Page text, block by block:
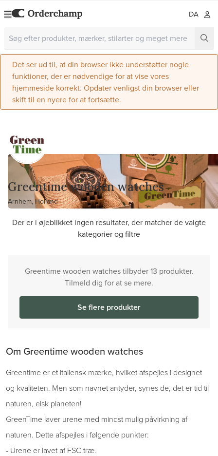
DA
Det ser ud til, at din browser ikke understøtter nogle
funktioner, der er nødvendige for at vise vores
hjemmeside korrekt. Opdater venligst din browser eller
skift til en nyere for at fortsætte.
Greentime wooden watches
Arnhem, Holland
Der er i øjeblikket ingen resultater, der matcher de valgte
kategorier og filtre
Greentime wooden watches tilbyder 13 produkter.
Tilmeld dig for at se mere.
Se flere produkter
Om Greentime wooden watches
Greentime er et italiensk mærke, hvilket afspejles i designet
og kvaliteten. Men som navnet antyder, synes de, det er tid til
naturen, elsk planeten!
GreenTime laver urene med mindst mulig påvirkning af
naturen. Dette afspejles i følgende punkter:
- Urene er lavet af FSC træ.